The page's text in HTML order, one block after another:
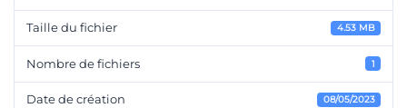
Taille du fichier 4.53 MB
Nombre de fichiers 1
Date de création 08/05/2023